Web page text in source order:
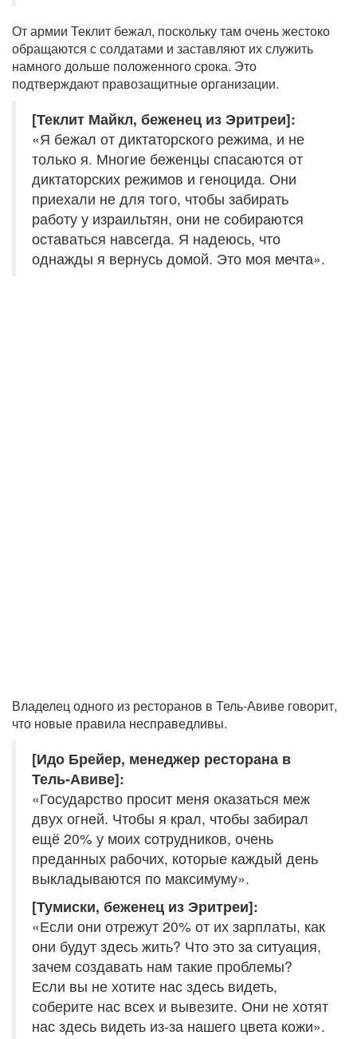
От армии Теклит бежал, поскольку там очень жестоко
обращаются с солдатами и заставляют их служить
намного дольше положенного срока. Это
подтверждают правозащитные организации.
[Теклит Майкл, беженец из Эритреи]:
«Я бежал от диктаторского режима, и не
только я. Многие беженцы спасаются от
диктаторских режимов и геноцида. Они
приехали не для того, чтобы забирать
работу у израильтян, они не собираются
оставаться навсегда. Я надеюсь, что
однажды я вернусь домой. Это моя мечта».
Владелец одного из ресторанов в Тель-Авиве говорит,
что новые правила несправедливы.
[Идо Брейер, менеджер ресторана в
Тель-Авиве]:
«Государство просит меня оказаться меж
двух огней. Чтобы я крал, чтобы забирал
ещё 20% у моих сотрудников, очень
преданных рабочих, которые каждый день
выкладываются по максимуму».
[Тумиски, беженец из Эритреи]:
«Если они отрежут 20% от их зарплаты, как
они будут здесь жить? Что это за ситуация,
зачем создавать нам такие проблемы?
Если вы не хотите нас здесь видеть,
соберите нас всех и вывезите. Они не хотят
нас здесь видеть из-за нашего цвета кожи».